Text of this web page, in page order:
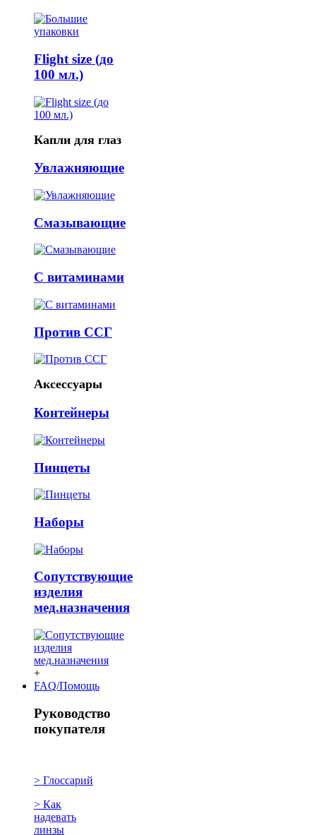
Flight size (до
100 мл.)
Капли для глаз
Увлажняющие
Смазывающие
С витаминами
Против ССГ
Аксессуары
Контейнеры
Пинцеты
Наборы
Сопутствующие
изделия
мед.назначения
+
FAQ/Помощь
Руководство
покупателя
> Глоссарий
> Как
надевать
линзы